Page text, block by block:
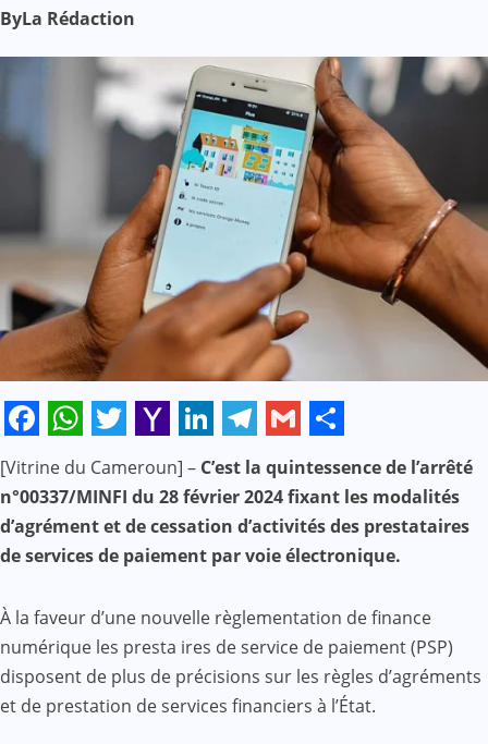
ByLa Rédaction
Facebook
WhatsApp
Twitter
Yahoo
Mail
LinkedIn
Telegram
Gmail
Share
[Vitrine du Cameroun] – C’est la quintessence de l’arrêté
n°00337/MINFI du 28 février 2024 fixant les modalités
d’agrément et de cessation d’activités des prestataires
de services de paiement par voie électronique.
À la faveur d’une nouvelle règlementation de finance
numérique les presta ires de service de paiement (PSP)
disposent de plus de précisions sur les règles d’agréments
et de prestation de services financiers à l’État.